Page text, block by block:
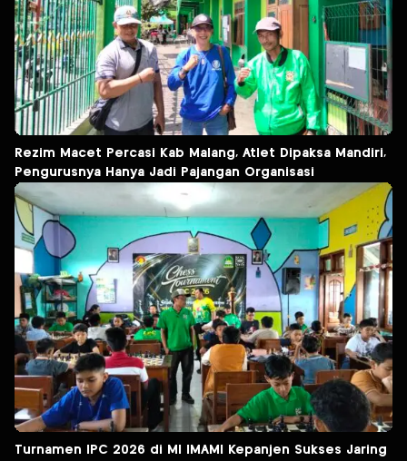
Rezim Macet Percasi Kab Malang, Atlet Dipaksa Mandiri,
Pengurusnya Hanya Jadi Pajangan Organisasi
Turnamen IPC 2026 di MI IMAMI Kepanjen Sukses Jaring